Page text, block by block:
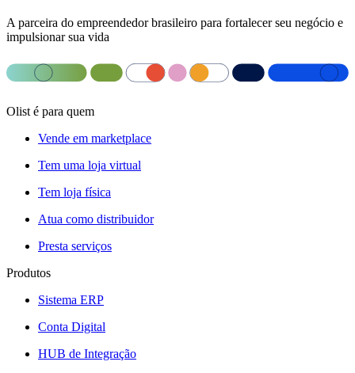
A parceira do empreendedor brasileiro para fortalecer seu negócio e
impulsionar sua vida
Olist é para quem
Vende em marketplace
Tem uma loja virtual
Tem loja física
Atua como distribuidor
Presta serviços
Produtos
Sistema ERP
Conta Digital
HUB de Integração